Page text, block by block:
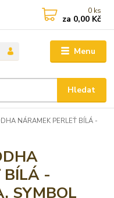
Menu
Hledat
0 ks
za 0,00 Kč
NÁRAMEK PERLEŤ BÍLÁ -
BÍLÁ -
SYMBOL